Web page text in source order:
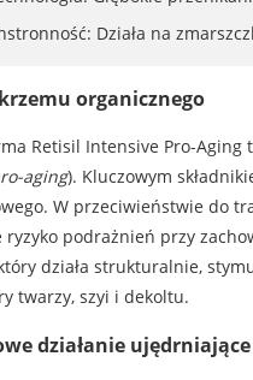
Działa na
organicznego
Retisil Intensive Pro-
aging). Kluczowym
W przeciwieństwie do
podrażnień przy
działa strukturalnie,
twarzy, szyi i dekoltu.
działanie